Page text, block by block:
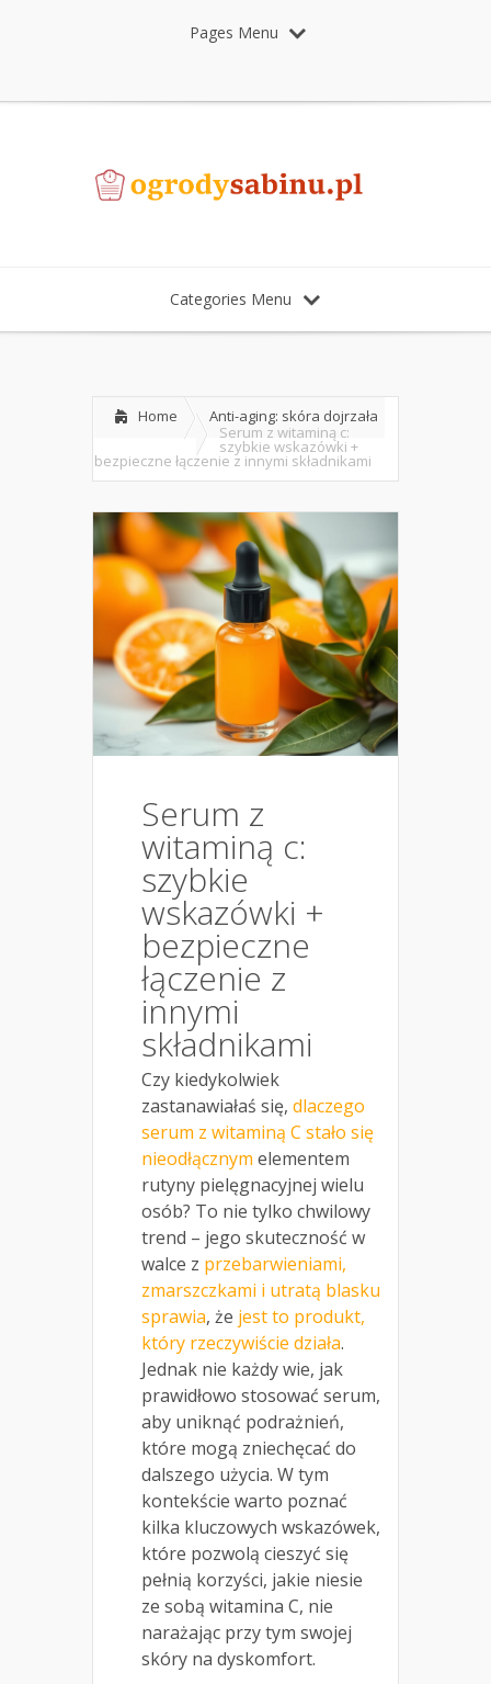
Pages Menu
Categories Menu
Home
Anti-aging: skóra dojrzała
Serum z witaminą c:
szybkie wskazówki +
bezpieczne łączenie z innymi składnikami
Serum z
witaminą c:
szybkie
wskazówki +
bezpieczne
łączenie z
innymi
składnikami
Czy kiedykolwiek
zastanawiałaś się, dlaczego
serum z witaminą C stało się
nieodłącznym elementem
rutyny pielęgnacyjnej wielu
osób? To nie tylko chwilowy
trend – jego skuteczność w
walce z przebarwieniami,
zmarszczkami i utratą blasku
sprawia, że jest to produkt,
który rzeczywiście działa.
Jednak nie każdy wie, jak
prawidłowo stosować serum,
aby uniknąć podrażnień,
które mogą zniechęcać do
dalszego użycia. W tym
kontekście warto poznać
kilka kluczowych wskazówek,
które pozwolą cieszyć się
pełnią korzyści, jakie niesie
ze sobą witamina C, nie
narażając przy tym swojej
skóry na dyskomfort.